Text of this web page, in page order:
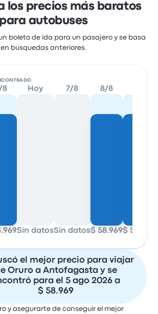
los precios más baratos
para autobuses
boleto de ida para un pasajero y se basa
en búsquedas anteriores.
8 Hoy
Sin datos
7/8
Sin datos
8/8
$ 58.969$ 58.969
el mejor precio para viajar
Oruro a Antofagasta y se
para el 5 ago 2026 a
$ 58.969
y asegurarte de conseguir el mejor